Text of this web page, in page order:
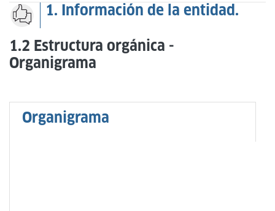
1. Información de la entidad.
1.2 Estructura orgánica -
Organigrama
Organigrama